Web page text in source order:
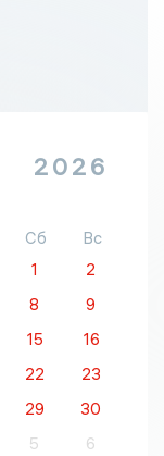
2026
Сб
Вс
1
2
8
9
15
16
22
23
29
30
5 6